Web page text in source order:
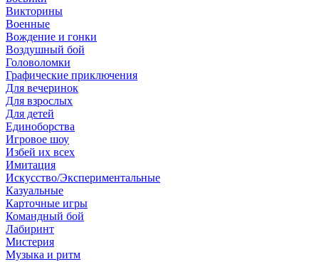
Викторины
Военные
Вождение и гонки
Воздушный бой
Головоломки
Графические приключения
Для вечеринок
Для взрослых
Для детей
Единоборства
Игровое шоу
Избей их всех
Имитация
Искусство/Экспериментальные
Казуальные
Карточные игры
Командный бой
Лабиринт
Мистерия
Музыка и ритм